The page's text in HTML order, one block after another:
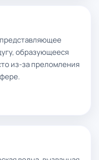
образующееся
из-за преломления